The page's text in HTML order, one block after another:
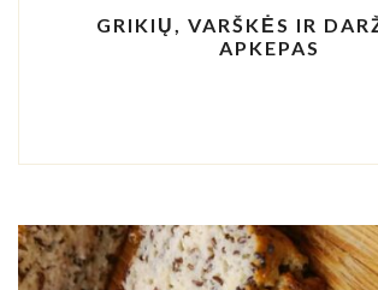
GRIKIŲ, VARŠKĖS IR
APKEPAS